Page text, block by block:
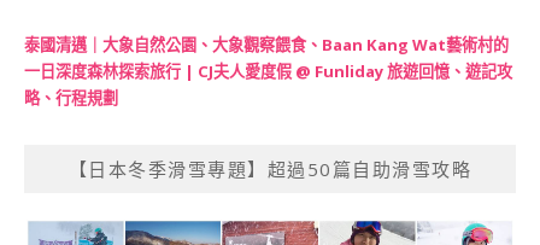
泰國清邁｜大象自然公園、大象觀察餵食、Baan Kang Wat藝術村的
一日深度森林探索旅行 | CJ夫人愛度假 @ Funliday 旅遊回憶、遊記攻
略、行程規劃
【日本冬季滑雪專題】超過50篇自助滑雪攻略